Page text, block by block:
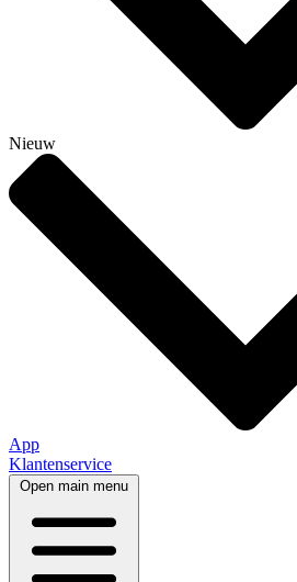
Nieuw
App
Klantenservice
Open main menu